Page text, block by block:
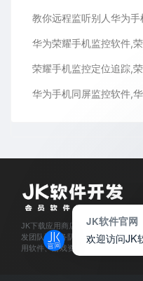
JK下载应用商店是经过官方认证,
发团队和服务队伍,所有软件都通过
用软件、游戏资源下载及程序开发服
JK软件官网
欢迎访问JK